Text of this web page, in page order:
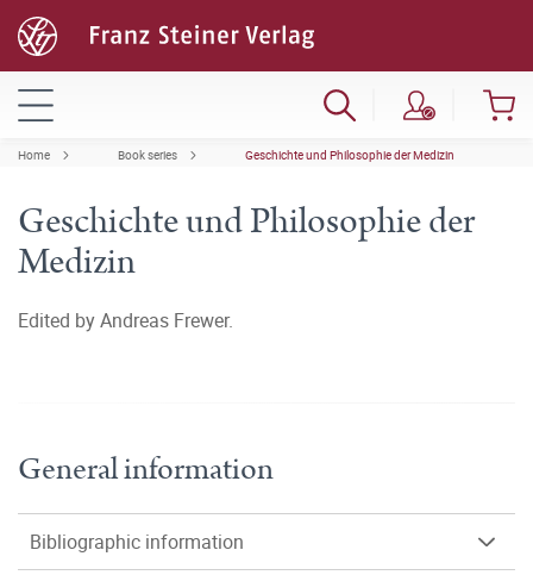
Home Book series Geschichte und Philosophie der Medizin
Geschichte und Philosophie der
Medizin
Edited by Andreas Frewer.
General information
Bibliographic information